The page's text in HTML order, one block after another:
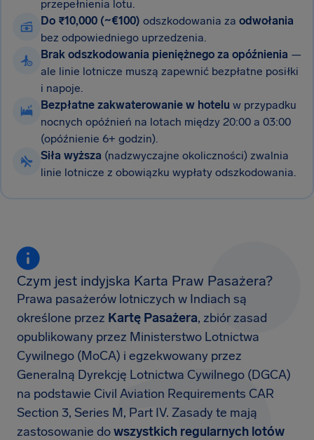
przepełnienia lotu.
Do ₹10,000 (~€100) odszkodowania za odwołania
bez odpowiedniego uprzedzenia.
Brak odszkodowania pieniężnego za opóźnienia —
ale linie lotnicze muszą zapewnić bezpłatne posiłki
i napoje.
Bezpłatne zakwaterowanie w hotelu w przypadku
nocnych opóźnień na lotach między 20:00 a 03:00
(opóźnienie 6+ godzin).
Siła wyższa (nadzwyczajne okoliczności) zwalnia
linie lotnicze z obowiązku wypłaty odszkodowania.
Czym jest indyjska Karta Praw Pasażera?
Prawa pasażerów lotniczych w Indiach są
określone przez Kartę Pasażera, zbiór zasad
opublikowany przez Ministerstwo Lotnictwa
Cywilnego (MoCA) i egzekwowany przez
Generalną Dyrekcję Lotnictwa Cywilnego (DGCA)
na podstawie Civil Aviation Requirements CAR
Section 3, Series M, Part IV. Zasady te mają
zastosowanie dowszystkich regularnych lotów